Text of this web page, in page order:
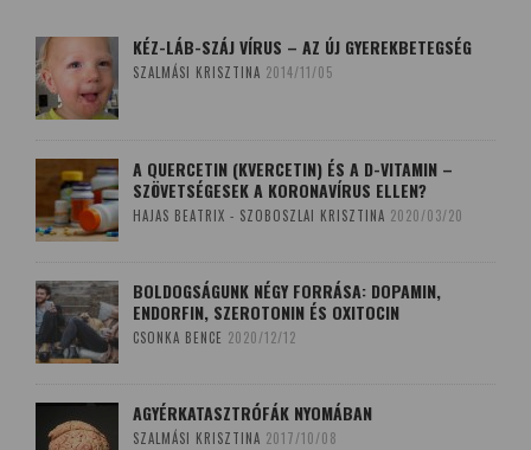
KÉZ-LÁB-SZÁJ VÍRUS – AZ ÚJ GYEREKBETEGSÉG
SZALMÁSI KRISZTINA 2014/11/05
A QUERCETIN (KVERCETIN) ÉS A D-VITAMIN –
SZÖVETSÉGESEK A KORONAVÍRUS ELLEN?
HAJAS BEATRIX - SZOBOSZLAI KRISZTINA 2020/03/20
BOLDOGSÁGUNK NÉGY FORRÁSA: DOPAMIN,
ENDORFIN, SZEROTONIN ÉS OXITOCIN
CSONKA BENCE 2020/12/12
AGYÉRKATASZTRÓFÁK NYOMÁBAN
SZALMÁSI KRISZTINA 2017/10/08